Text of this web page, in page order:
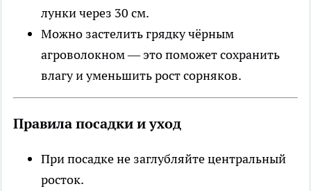
лунки через 30 см.
Можно застелить грядку чёрным
агроволокном — это поможет сохранить
влагу и уменьшить рост сорняков.
Правила посадки и уход
При посадке не заглубляйте центральный
росток.